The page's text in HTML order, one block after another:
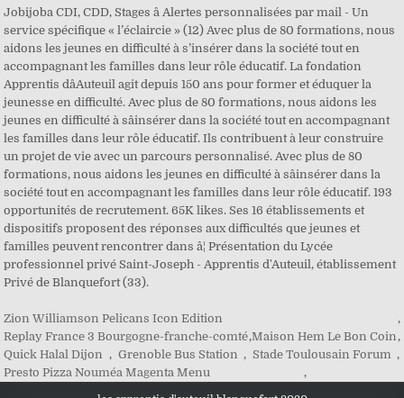
Zion Williamson Pelicans Icon Edition
,
Replay France 3 Bourgogne-franche-comté,Maison Hem Le Bon Coin ,
Quick Halal Dijon , Grenoble Bus Station , Stade Toulousain Forum ,
Presto Pizza Nouméa Magenta Menu
,